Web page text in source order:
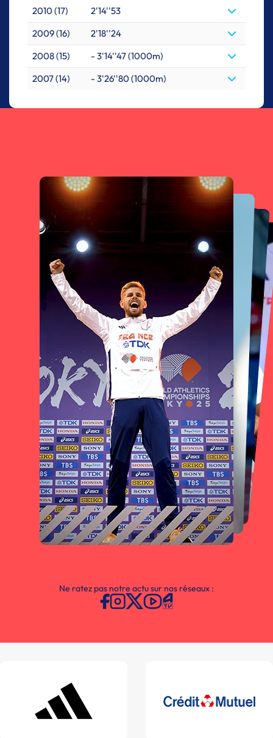
2010 (17)
2'14''53
2009 (16)
2'18''24
2008 (15)
- 3'14''47 (1000m)
2007 (14)
- 3'26''80 (1000m)
Ne ratez pas notre actu sur nos réseaux :